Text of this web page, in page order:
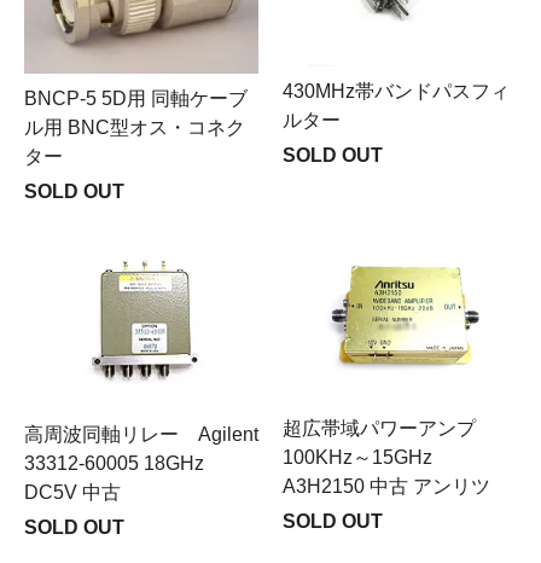
BNCP-5 5D用 同軸ケーブ
ル用 BNC型オス・コネク
ター
SOLD OUT
430MHz帯バンドパスフィ
ルター
SOLD OUT
高周波同軸リレー Agilent
33312-60005 18GHz
DC5V 中古
SOLD OUT
超広帯域パワーアンプ
100KHz～15GHz
A3H2150 中古 アンリツ
SOLD OUT